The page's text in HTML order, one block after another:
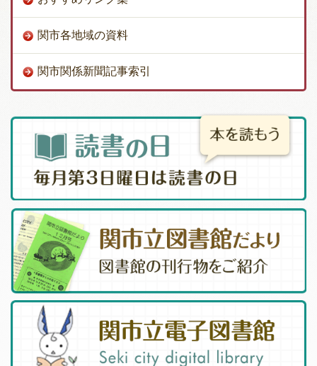
関市各地域の資料
関市関係新聞記事索引